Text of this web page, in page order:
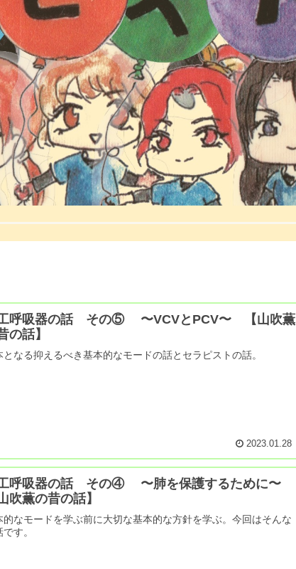
呼吸器の話 その⑤ 〜VCVとPCV〜 【山吹薫
の話】
となる抑えるべき基本的なモードの話とセラピストの話。
2023.01.28
呼吸器の話 その④ 〜肺を保護するために〜
吹薫の昔の話】
的なモードを学ぶ前に大切な基本的な方針を学ぶ。今回はそんな
す。